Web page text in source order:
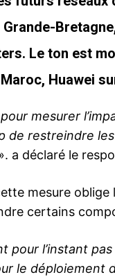
Grande-
Le ton est
Huawei
mesurer
de restreindre
a déclaré le
mesure
certains
pour l’instant
le déploiement